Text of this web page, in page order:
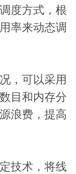
度方式，根
率来动态调
，可以采用
目和内存分
浪费，提高
技术，将线